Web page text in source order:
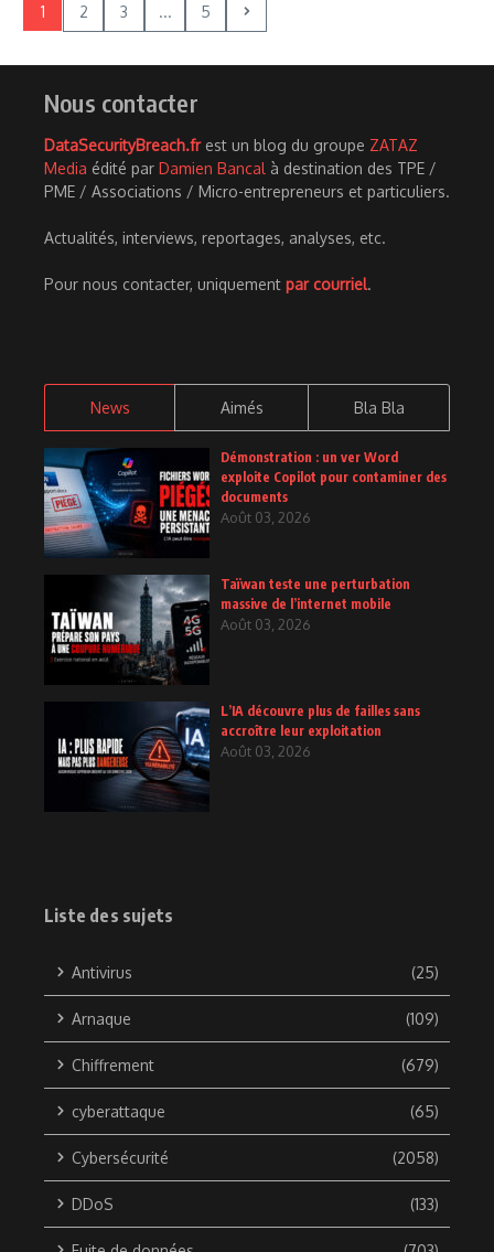
1 2 3 ... 5
Nous contacter
DataSecurityBreach.frest un blog du groupe ZATAZ
Media édité par Damien Bancal à destination des TPE /
PME / Associations / Micro-entrepreneurs et particuliers.
Actualités, interviews, reportages, analyses, etc.
Pour nous contacter, uniquement par courriel.
News Aimés Bla Bla
Démonstration : un ver Word
exploite Copilot pour contaminer des
documents
Août 03, 2026
Taïwan teste une perturbation
massive de l’internet mobile
Août 03, 2026
L’IA découvre plus de failles sans
accroître leur exploitation
Août 03, 2026
Liste des sujets
Antivirus (25)
Arnaque (109)
Chiffrement (679)
cyberattaque (65)
Cybersécurité (2058)
DDoS (133)